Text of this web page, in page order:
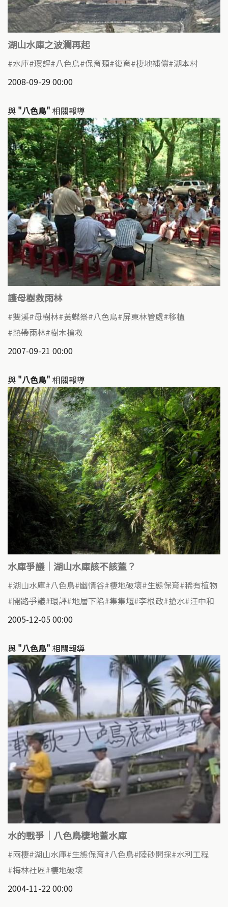
湖山水庫之波瀾再起
水庫 環評 八色鳥 保育類 復育 棲地補償 湖本村
2008-09-29 00:00
與 "八色鳥" 相關報導
護母樹救雨林
雙溪 母樹林 黃蝶祭 八色鳥 屏東林管處 移植
熱帶雨林 樹木搶救
2007-09-21 00:00
與 "八色鳥" 相關報導
水庫爭議｜湖山水庫該不該蓋？
湖山水庫 八色鳥 幽情谷 棲地破壞 生態保育 稀有植物
開路爭議 環評 地層下陷 集集堰 李根政 搶水 汪中和
2005-12-05 00:00
與 "八色鳥" 相關報導
水的戰爭｜八色鳥棲地蓋水庫
兩棲 湖山水庫 生態保育 八色鳥 陸砂開採 水利工程
梅林社區 棲地破壞
2004-11-22 00:00